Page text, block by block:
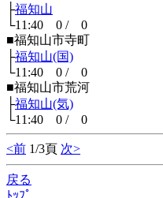
├福知山
└11:40 0 / 0
■福知山市寺町
├福知山(国)
└11:40 0 / 0
■福知山市荒河
├福知山(気)
└11:40 0 / 0
<前 1/3頁 次>
戻る
ﾄｯﾌﾟ